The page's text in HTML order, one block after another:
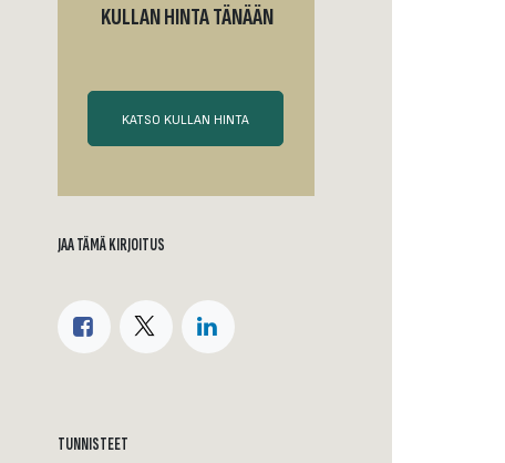
KULLAN HINTA TÄNÄÄN
KATSO KULLAN HINTA
JAA TÄMÄ KIRJOITUS
TUNNISTEET